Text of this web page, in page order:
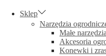
Sklep
Narzędzia
Małe
Akcesoria
Konewki i